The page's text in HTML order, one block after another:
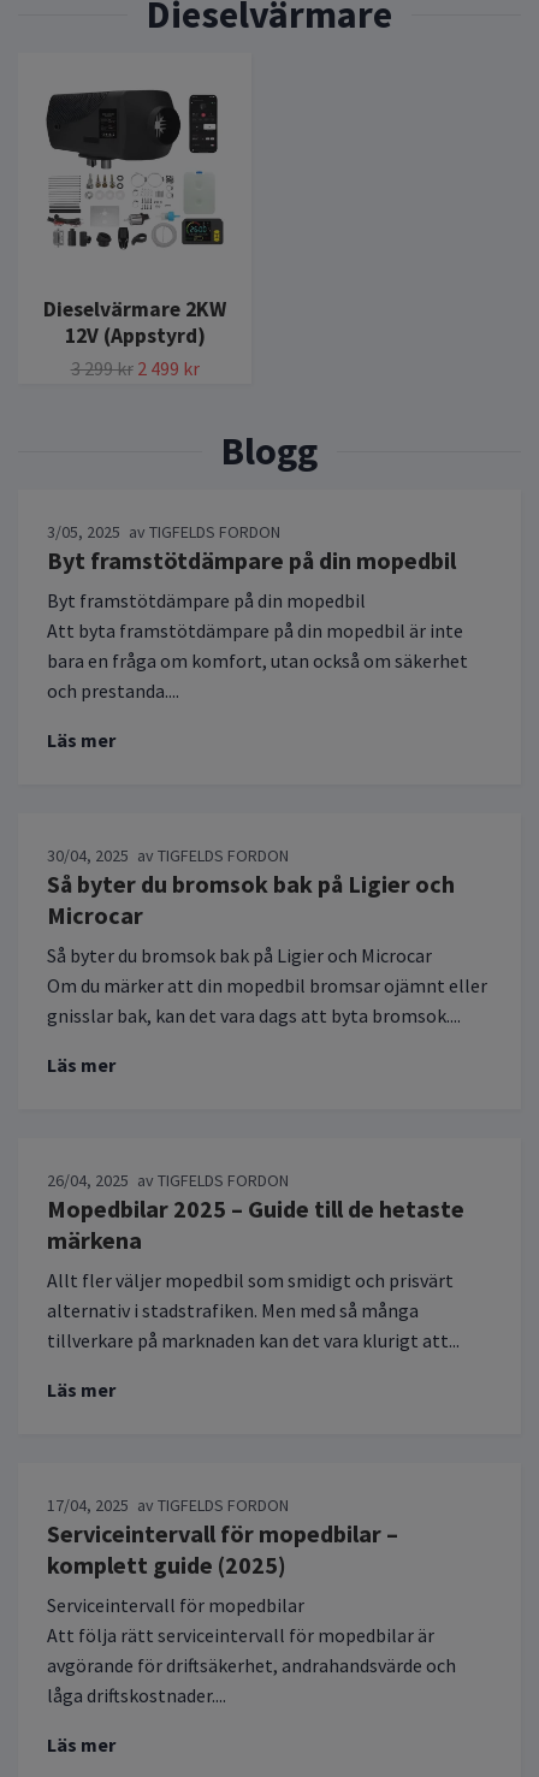
Dieselvärmare 2KW
12V (Appstyrd)
3 299 kr 2 499 kr
3/05, 2025 av TIGFELDS FORDON
Byt framstötdämpare på din mopedbil
Byt framstötdämpare på din mopedbil
Att byta framstötdämpare på din mopedbil är inte
bara en fråga om komfort, utan också om säkerhet
och prestanda....
Läs mer
30/04, 2025 av TIGFELDS FORDON
Så byter du bromsok bak på Ligier och
Microcar
Så byter du bromsok bak på Ligier och Microcar
Om du märker att din mopedbil bromsar ojämnt eller
gnisslar bak, kan det vara dags att byta bromsok....
Läs mer
26/04, 2025 av TIGFELDS FORDON
Mopedbilar 2025 – Guide till de hetaste
märkena
Allt fler väljer mopedbil som smidigt och prisvärt
alternativ i stadstrafiken. Men med så många
tillverkare på marknaden kan det vara klurigt att...
Läs mer
17/04, 2025 av TIGFELDS FORDON
Serviceintervall för mopedbilar –
komplett guide (2025)
Serviceintervall för mopedbilar
Att följa rätt serviceintervall för mopedbilar är
avgörande för driftsäkerhet, andrahandsvärde och
låga driftskostnader....
Läs mer